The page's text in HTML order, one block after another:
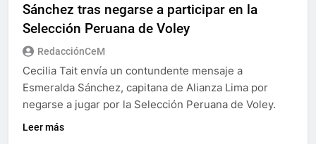
Sánchez tras negarse a participar en la
Selección Peruana de Voley
RedacciónCeM
Cecilia Tait envía un contundente mensaje a
Esmeralda Sánchez, capitana de Alianza Lima por
negarse a jugar por la Selección Peruana de Voley.
Leer más